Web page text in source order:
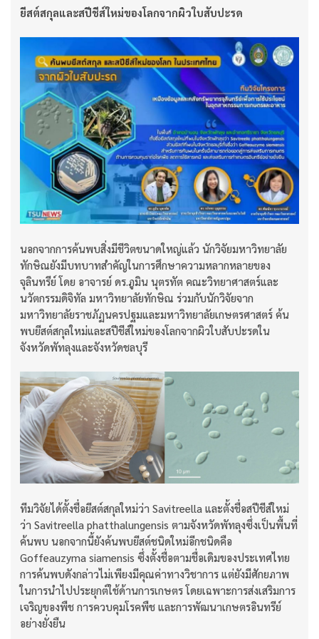
ยีสต์สกุลและสปีชีส์ใหม่ของโลกจากผิวใบสับปะรด
นอกจากการค้นพบสิ่งมีชีวิตขนาดใหญ่แล้ว นักวิจัยมหาวิทยาลัย
ทักษิณยังมีบทบาทสำคัญในการศึกษาความหลากหลายของ
จุลินทรีย์ โดย อาจารย์ ดร.ภูมิน นุตรทัต คณะวิทยาศาสตร์และ
นวัตกรรมดิจิทัล มหาวิทยาลัยทักษิณ ร่วมกับนักวิจัยจาก
มหาวิทยาลัยราชภัฏนครปฐมและมหาวิทยาลัยเกษตรศาสตร์ ค้น
พบยีสต์สกุลใหม่และสปีชีส์ใหม่ของโลกจากผิวใบสับปะรดใน
จังหวัดพัทลุงและจังหวัดชลบุรี
ทีมวิจัยได้ตั้งชื่อยีสต์สกุลใหม่ว่า Savitreella และตั้งชื่อสปีชีส์ใหม่
ว่า Savitreella phatthalungensis ตามจังหวัดพัทลุงซึ่งเป็นพื้นที่
ค้นพบ นอกจากนี้ยังค้นพบยีสต์ชนิดใหม่อีกชนิดคือ
Goffeauzyma siamensis ซึ่งตั้งชื่อตามชื่อเดิมของประเทศไทย
การค้นพบดังกล่าวไม่เพียงมีคุณค่าทางวิชาการ แต่ยังมีศักยภาพ
ในการนำไปประยุกต์ใช้ด้านการเกษตร โดยเฉพาะการส่งเสริมการ
เจริญของพืช การควบคุมโรคพืช และการพัฒนาเกษตรอินทรีย์
อย่างยั่งยืน